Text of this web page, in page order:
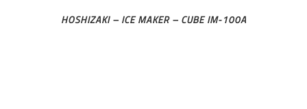
HOSHIZAKI – ICE MAKER – CUBE IM-100A